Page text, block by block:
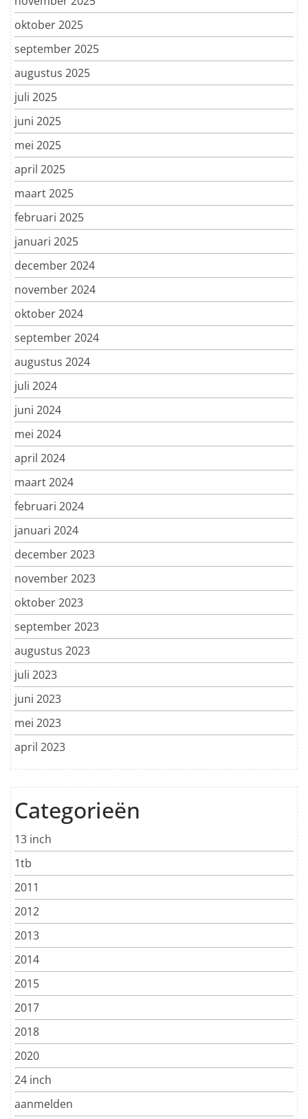
oktober 2025
september 2025
augustus 2025
juli 2025
juni 2025
mei 2025
april 2025
maart 2025
februari 2025
januari 2025
december 2024
november 2024
oktober 2024
september 2024
augustus 2024
juli 2024
juni 2024
mei 2024
april 2024
maart 2024
februari 2024
januari 2024
december 2023
november 2023
oktober 2023
september 2023
augustus 2023
juli 2023
juni 2023
mei 2023
april 2023
Categorieën
13 inch
1tb
2011
2012
2013
2014
2015
2017
2018
2020
24 inch
aanmelden